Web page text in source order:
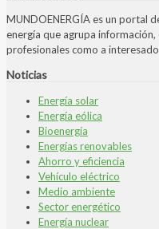
MUNDOENERGÍA es un portal
energía que agrupa
profesionales como a
Noticias
Energía solar
Energía eólica
Bioenergía
Energías renovables
Ahorro y eficiencia
Vehículo eléctrico
Medio ambiente
Sector energético
Energía nuclear